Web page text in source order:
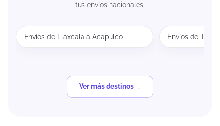
tus envíos nacionales.
Envíos de Tlaxcala a Acapulco Envíos de
Ver más destinos